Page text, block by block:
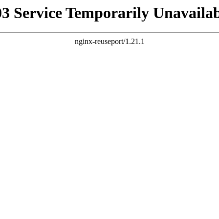
Service Temporarily
nginx-reuseport/1.21.1